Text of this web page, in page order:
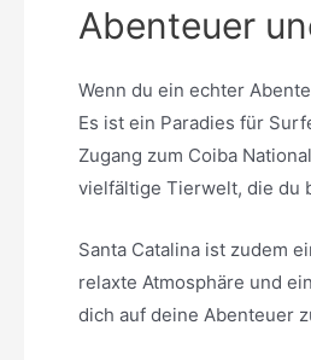
Abenteuer
Wenn du ein echter
Es ist ein Paradies für
Zugang zum Coiba
vielfältige Tierwelt, die du
Santa Catalina ist zudem
relaxte Atmosphäre und
dich auf deine Abenteuer